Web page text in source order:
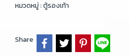
หมวดหมู่ :ตู้รองเท้า
Share